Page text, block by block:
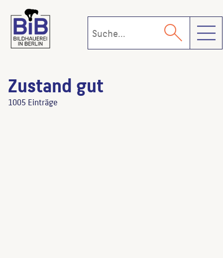
Zustand gut
1005 Einträge